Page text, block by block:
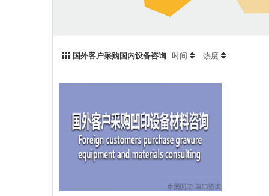
国外客户采购国内设备咨询 时间 热度